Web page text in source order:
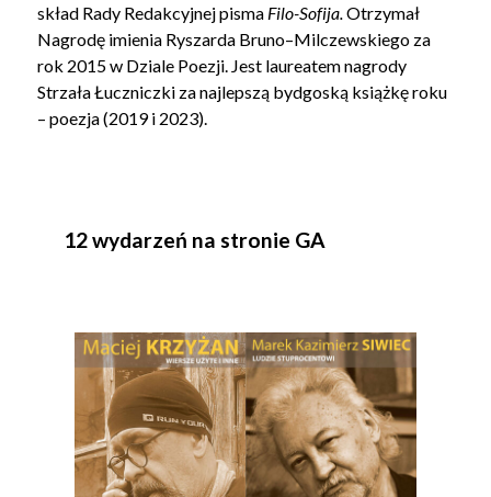
skład Rady Redakcyjnej pisma Filo-Sofija.Otrzymał
Nagrodę imienia Ryszarda Bruno–Milczewskiego za
rok 2015 w Dziale Poezji. Jest laureatem nagrody
Strzała Łuczniczki za najlepszą bydgoską książkę roku
– poezja (2019 i 2023).
12 wydarzeń na stronie GA